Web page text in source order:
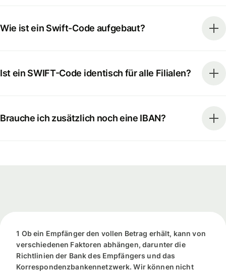
Wie ist ein Swift-Code aufgebaut?
Ist ein SWIFT-Code identisch für alle Filialen?
Brauche ich zusätzlich noch eine IBAN?
1 Ob ein Empfänger den vollen Betrag erhält, kann von
verschiedenen Faktoren abhängen, darunter die
Richtlinien der Bank des Empfängers und das
Korrespondenzbankennetzwerk. Wir können nicht